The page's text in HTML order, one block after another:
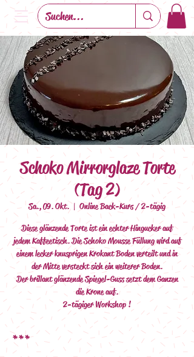
Schoko Mirrorglaze Torte
(Tag 2)
Sa., 09. Okt.
  |
Online Back-Kurs / 2-tägig
Diese glänzende Torte ist ein echter Hingucker auf
jedem Kaffeetisch. Die Schoko Mousse Füllung wird auf
einem lecker knusprigen Krokant Boden verteilt und in
der Mitte versteckt sich ein weiterer Boden.
Der brillant glänzende Spiegel-Guss setzt dem Ganzen
die Krone auf.
2-tägiger Workshop !
***